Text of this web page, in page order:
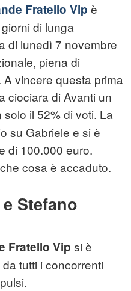
Fratello Vip è
di lunga
di lunedì 7 novembre
piena di
vincere questa prima
ciociara di Avanti un
solo il 52% di voti. La
su Gabriele e si è
di 100.000 euro.
cosa è accaduto.
Stefano
Fratello Vip si è
tutti i concorrenti